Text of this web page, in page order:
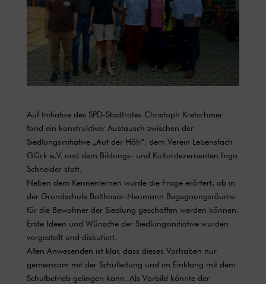
Auf Initiative des SPD-Stadtrates Christoph Kretschmer
fand ein konstruktiver Austausch zwischen der
Siedlungsinitiative „Auf der Höh“, dem Verein Lebensfach
Glück e.V. und dem Bildungs- und Kulturdezernenten Ingo
Schneider statt.
Neben dem Kennenlernen wurde die Frage erörtert, ob in
der Grundschule Balthasar-Neumann Begegnungsräume
für die Bewohner der Siedlung geschaffen werden können.
Erste Ideen und Wünsche der Siedlungsinitiative wurden
vorgestellt und diskutiert.
Allen Anwesenden ist klar, dass dieses Vorhaben nur
gemeinsam mit der Schulleitung und im Einklang mit dem
Schulbetrieb gelingen kann. Als Vorbild könnte der